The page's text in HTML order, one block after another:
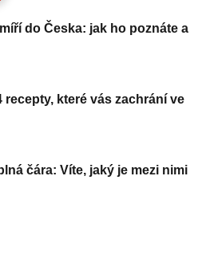
do Česka: jak ho poznáte a
recepty, které vás zachrání ve
čára: Víte, jaký je mezi nimi